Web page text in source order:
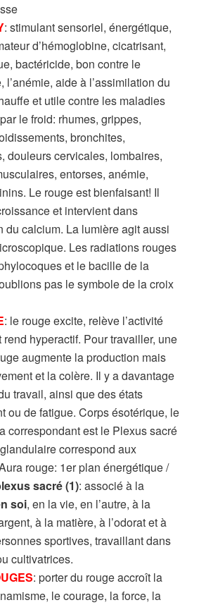
: stimulant sensoriel, énergétique,
d’hémoglobine, cicatrisant,
bactéricide, bon contre le
l’anémie, aide à l’assimilation du
et utile contre les maladies
le froid: rhumes, grippes,
bronchites,
douleurs cervicales, lombaires,
entorses, anémie,
Le rouge est bienfaisant! Il
et intervient dans
du calcium. La lumière agit aussi
Les radiations rouges
et le bacille de la
pas le symbole de la croix
: le rouge excite, relève l’activité
hyperactif. Pour travailler, une
augmente la production mais
et la colère. Il y a davantage
travail, ainsi que des états
ou de fatigue. Corps ésotérique, le
correspondant est le Plexus sacré
correspond aux
rouge: 1er plan énergétique /
sacré (1): associé à la
soi, en la vie, en l’autre, à la
à la matière, à l’odorat et à
sportives, travaillant dans
cultivatrices.
: porter du rouge accroît la
le courage, la force, la